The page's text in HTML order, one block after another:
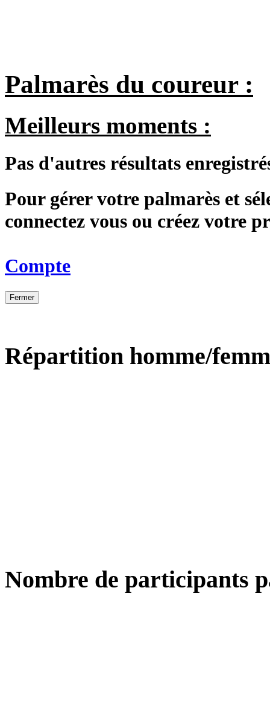
Palmarès du coureur :
Meilleurs moments :
Pas d'autres résultats
Pour gérer votre palmarès et
connectez vous ou créez votre
Compte
Fermer
Répartition homme/
Nombre de participants